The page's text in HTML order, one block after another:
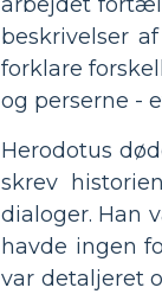
beskrivelser
forklare
og perserne -
Herodotus
skrev
dialoger. Han
havde ingen
var detaljeret